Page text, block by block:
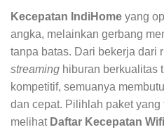
Kecepatan IndiHome yang
angka, melainkan gerbang
tanpa batas. Dari bekerja dari
streaming hiburan berkualitas
kompetitif, semuanya
dan cepat. Pilihlah paket yang
melihat Daftar Kecepatan